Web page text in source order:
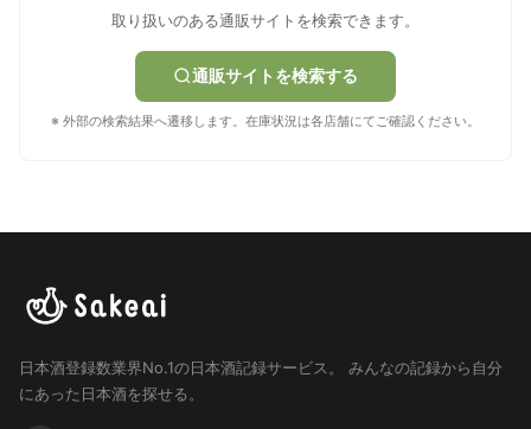
取り扱いのある通販サイトを検索できます。
通販サイトを検索する
※ 外部の検索結果へ遷移します。在庫状況は各店舗にてご確認ください。
日本酒登録数業界No.1の日本酒記録サービス。
みんなの記録から自分
にあった日本酒を探せる。